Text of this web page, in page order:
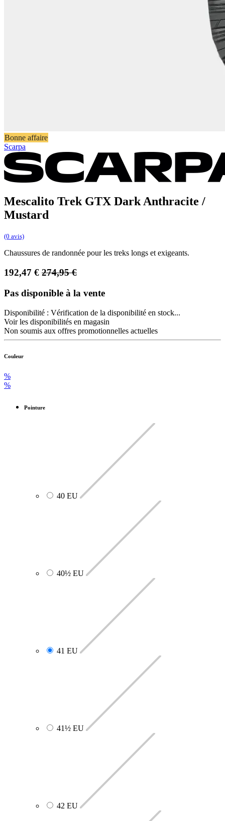
Bonne affaire
Scarpa
Mescalito Trek GTX Dark Anthracite /
Mustard
(0 avis)
Chaussures de randonnée pour les treks longs et exigeants.
192,47 € 274,95€
Pas disponible à la vente
Disponibilité : Vérification de la disponibilité en stock...
Voir les disponibilités en magasin
Non soumis aux offres promotionnelles actuelles
Couleur
%
%
Pointure
40 EU
40½ EU
41 EU
41½ EU
42 EU